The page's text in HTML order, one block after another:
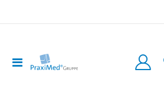
Navigation
umschalten